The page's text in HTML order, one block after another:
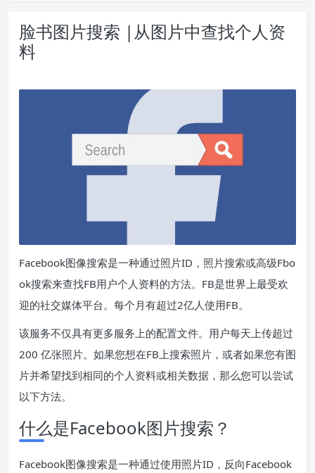
脸书图片搜索 |从图片中查找个人资
料
Facebook图像搜索是一种通过照片ID，照片搜索或高级Fbo
ok搜索来查找FB用户个人资料的方法。FB是世界上最受欢
迎的社交媒体平台。每个月有超过2亿人使用FB。
该服务不仅具有更多服务上的配置文件。用户每天上传超过
200 亿张照片。如果您想在FB上搜索照片，或者如果您有图
片并希望找到相同的个人资料或相关数据，那么您可以尝试
以下方法。
什么是Facebook图片搜索？
Facebook图像搜索是一种通过使用照片ID，反向Facebook